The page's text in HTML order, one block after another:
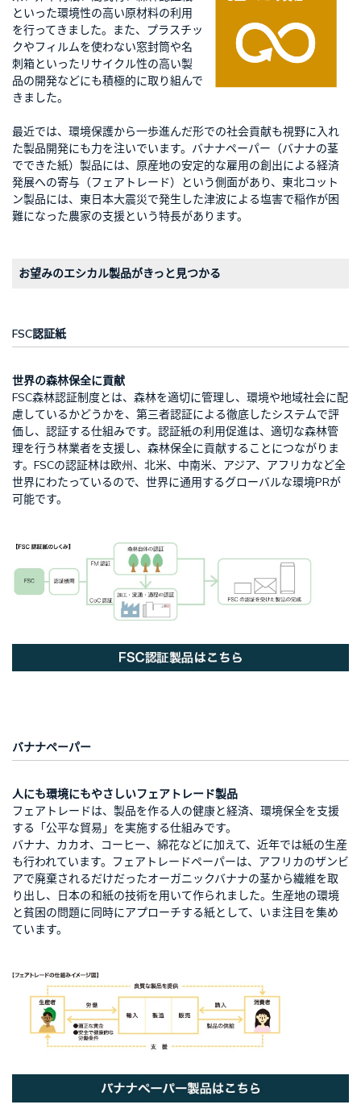
といった環境性の高い原材料の利用
を行ってきました。また、プラスチッ
クやフィルムを使わない窓封筒や名
刺箱といったリサイクル性の高い製
品の開発などにも積極的に取り組んで
きました。
最近では、環境保護から一歩進んだ形での社会貢献も視野に入れ
た製品開発にも力を注いでいます。バナナペーパー（バナナの茎
でできた紙）製品には、原産地の安定的な雇用の創出による経済
発展への寄与（フェアトレード）という側面があり、東北コット
ン製品には、東日本大震災で発生した津波による塩害で稲作が困
難になった農家の支援という特長があります。
お望みのエシカル製品がきっと見つかる
FSC認証紙
世界の森林保全に貢献
FSC森林認証制度とは、森林を適切に管理し、環境や地域社会に配
慮しているかどうかを、第三者認証による徹底したシステムで評
価し、認証する仕組みです。認証紙の利用促進は、適切な森林管
理を行う林業者を支援し、森林保全に貢献することにつながりま
す。FSCの認証林は欧州、北米、中南米、アジア、アフリカなど全
世界にわたっているので、世界に通用するグローバルな環境PRが
可能です。
バナナペーパー
人にも環境にもやさしいフェアトレード製品
フェアトレードは、製品を作る人の健康と経済、環境保全を支援
する「公平な貿易」を実施する仕組みです。
バナナ、カカオ、コーヒー、綿花などに加えて、近年では紙の生産
も行われています。フェアトレードペーパーは、アフリカのザンビ
アで廃棄されるだけだったオーガニックバナナの茎から繊維を取
り出し、日本の和紙の技術を用いて作られました。生産地の環境
と貧困の問題に同時にアプローチする紙として、いま注目を集め
ています。